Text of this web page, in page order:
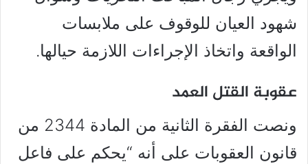
شهود العيان للوقوف على ملابسات
الواقعة واتخاذ الإجراءات اللازمة حيالها.
عقوبة القتل العمد
ونصت الفقرة الثانية من المادة 2344 من
قانون العقوبات على أنه “يحكم على فاعل